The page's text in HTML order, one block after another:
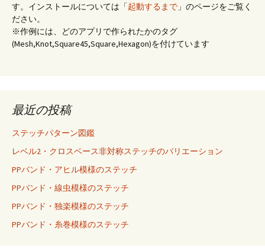
す。インストールについては「起動するまで 」のページをご覧く
ださい。
※作例には、どのアプリで作られたかのタグ
(Mesh,Knot,Square45,Square,Hexagon)を付けています
最近の投稿
ステッチパターン図鑑
レベル2・クロスベース非対称ステッチのバリエーション
PPバンド・アヒル模様のステッチ
PPバンド・線虫模様のステッチ
PPバンド・独楽模様のステッチ
PPバンド・糸巻模様のステッチ